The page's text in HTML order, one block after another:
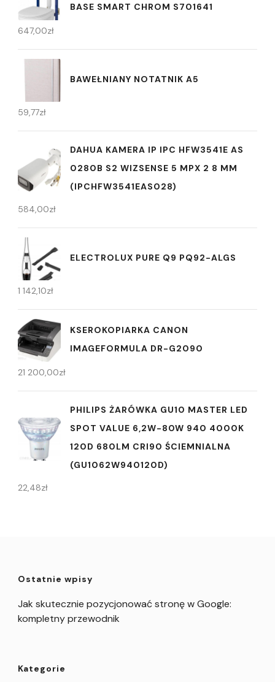
BASE SMART CHROM S701641
647,00zł
BAWEŁNIANY NOTATNIK A5
59,77zł
DAHUA KAMERA IP IPC HFW3541E AS
0280B S2 WIZSENSE 5 MPX 2 8 MM
(IPCHFW3541EAS028)
584,00zł
ELECTROLUX PURE Q9 PQ92-ALGS
1 142,10zł
KSEROKOPIARKA CANON
IMAGEFORMULA DR-G2090
21 200,00zł
PHILIPS ŻARÓWKA GU10 MASTER LED
SPOT VALUE 6,2W-80W 940 4000K
120D 680LM CRI90 ŚCIEMNIALNA
(GU1062W940120D)
22,48zł
Ostatnie wpisy
Jak skutecznie pozycjonować stronę w Google:
kompletny przewodnik
Kategorie